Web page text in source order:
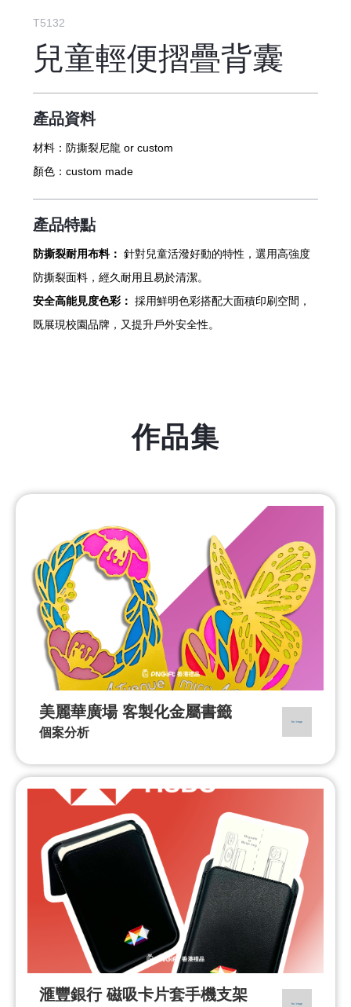
T5132
兒童輕便摺疊背囊
產品資料
材料： 防撕裂尼龍 or custom
顏色： custom made
產品特點
防撕裂耐用布料： 針對兒童活潑好動的特性，選用高強度
防撕裂面料，經久耐用且易於清潔。
安全高能見度色彩： 採用鮮明色彩搭配大面積印刷空間，
既展現校園品牌，又提升戶外安全性。
作品集
美麗華廣場 客製化金屬書籤
個案分析
滙豐銀行 磁吸卡片套手機支架